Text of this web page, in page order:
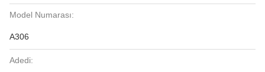
Model Numarası:
A306
Adedi: